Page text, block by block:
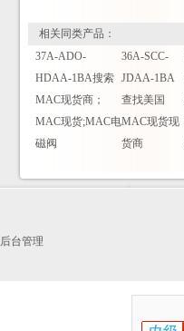
相关同类产品：
37A-ADO-
HDAA-1BA搜索
MAC现货商；
MAC现货;MAC电
磁阀
36A-SCC-
JDAA-1BA
查找美国
MAC现货现
货商
后台管理